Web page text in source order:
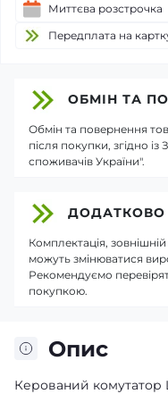
Миттєва розстрочка
Передплата на
Опис
Керований комутатор
ОБМІН ТА
Обмін та повернення
після покупки, згідно
споживачів України".
ДОДАТКОВО
Комплектація,
можуть змінюватися
Рекомендуємо
покупкою.